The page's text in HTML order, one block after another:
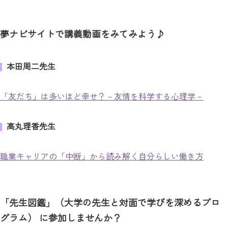
夢ナビサイトで講義動画をみてみよう♪
本田周二先生
「友だち」は多いほど幸せ？－友情を科学する心理学－
高丸理香先生
職業キャリアの「中断」から読み解く自分らしい働き方
「先生図鑑」（大学の先生と対面で学びを深めるプロ
グラム） に参加しませんか？